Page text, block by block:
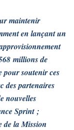
maintenir
en lançant un
millions de
pour soutenir ces
des partenaires
nouvelles
Sprint ;
de la Mission